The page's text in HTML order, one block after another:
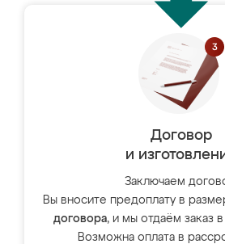
Договор
и
Заключаем
Вы вносите предоплату в
договора, и мы отдаём заказ
Возможна оплата в